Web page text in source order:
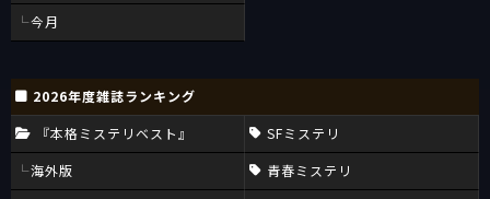
今月
2026年度雑誌ランキング
『本格ミステリベスト』
海外版
SFミステリ
青春ミステリ